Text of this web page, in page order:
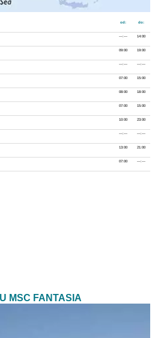
do:
od:
14:00
---:---
19:00
09:00
---:---
---:---
15:00
07:00
18:00
08:00
15:00
07:00
23:00
10:00
---:---
---:---
21:00
13:00
---:---
07:00
MSC FANTASIA